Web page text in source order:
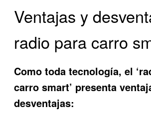
Ventajas y
radio para carro
Como toda tecnología, el
carro smart’ presenta
desventajas: